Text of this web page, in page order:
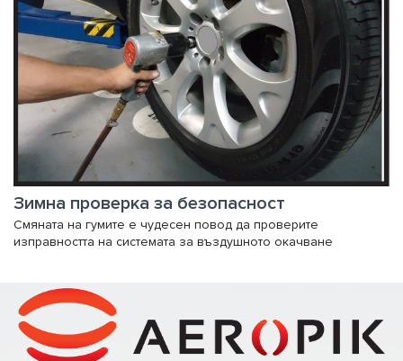
Зимна проверка за безопасност
Смяната на гумите е чудесен повод да проверите
изправността на системата за въздушното окачване